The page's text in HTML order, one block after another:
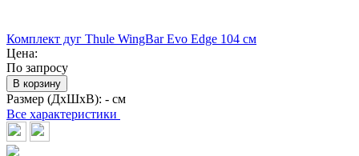
Комплект дуг Thule WingBar Evo Edge 104 см
Цена:
По запросу
В корзину
Размер (ДхШхВ): - см
Все характеристики